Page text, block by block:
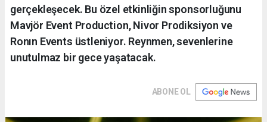
gerçekleşecek. Bu özel etkinliğin sponsorluğunu
Mavjör Event Production, Nivor Prodiksiyon ve
Ronın Events üstleniyor. Reynmen, sevenlerine
unutulmaz bir gece yaşatacak.
ABONE OL